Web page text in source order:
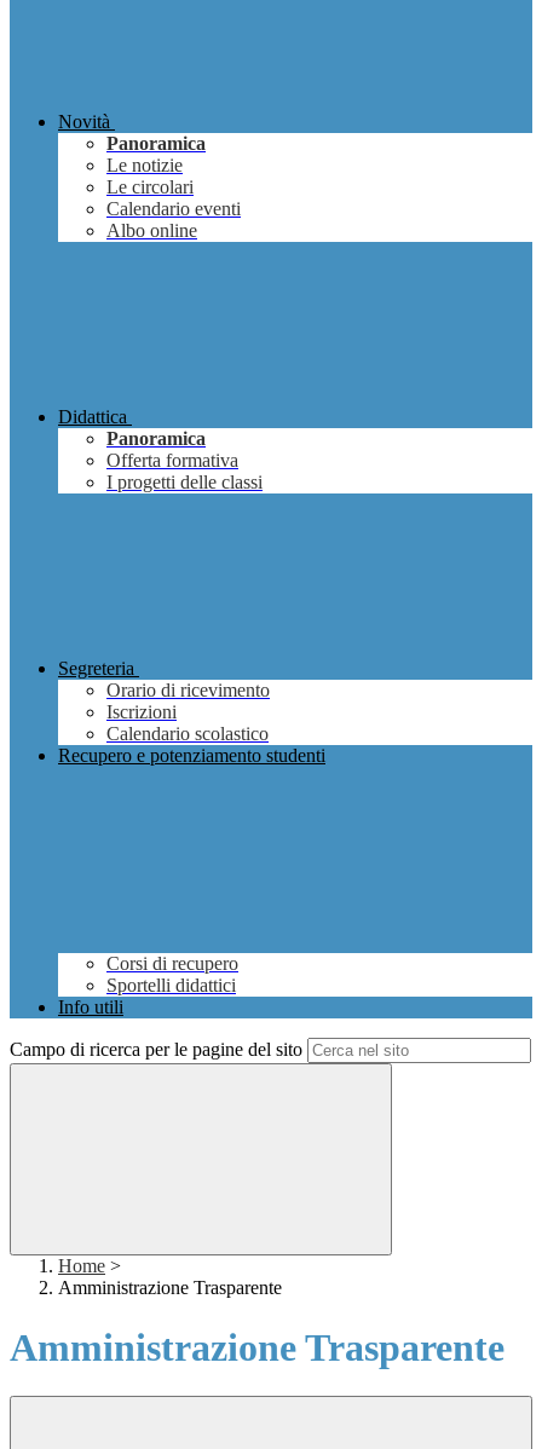
Novità
Panoramica
Le notizie
Le circolari
Calendario eventi
Albo online
Didattica
Panoramica
Offerta formativa
I progetti delle classi
Segreteria
Orario di ricevimento
Iscrizioni
Calendario scolastico
Recupero e potenziamento studenti
Corsi di recupero
Sportelli didattici
Info utili
Campo di ricerca per le pagine del sito
Home >
Amministrazione Trasparente
Amministrazione Trasparente